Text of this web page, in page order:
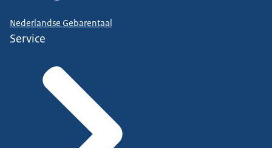
Nederlandse Gebarentaal
Service